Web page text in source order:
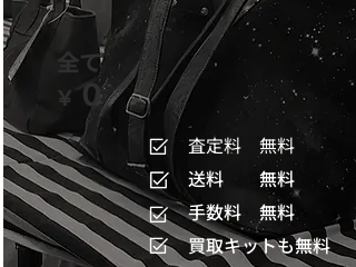
査定料 無料
送料 無料
手数料 無料
買取キットも無料
全て
￥ ０